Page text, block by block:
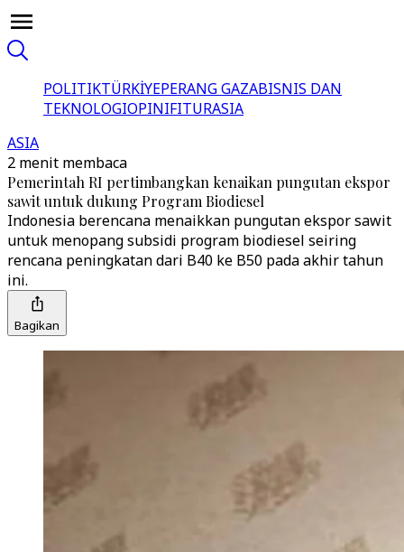
POLITIKTÜRKİYEPERANG GAZABISNIS DAN
TEKNOLOGIOPINIFITURASIA
ASIA
2 menit membaca
Pemerintah RI pertimbangkan kenaikan pungutan ekspor
sawit untuk dukung Program Biodiesel
Indonesia berencana menaikkan pungutan ekspor sawit
untuk menopang subsidi program biodiesel seiring
rencana peningkatan dari B40 ke B50 pada akhir tahun
ini.
Bagikan